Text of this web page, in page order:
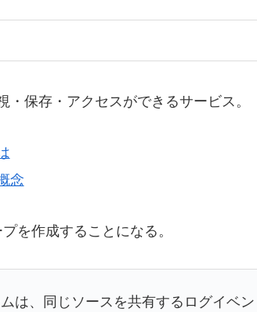
保存・アクセスができるサービス。
念
を作成することになる。
は、同じソースを共有するログイベ